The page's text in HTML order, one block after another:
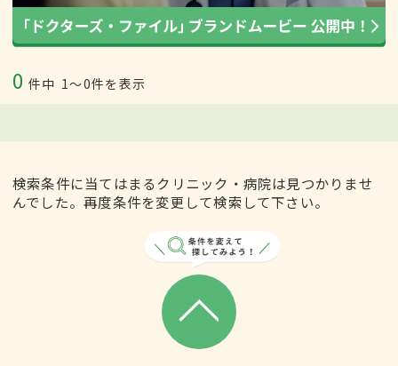
0 件中 1〜0件を表示
検索条件に当てはまるクリニック・病院は見つかりませ
んでした。再度条件を変更して検索して下さい。